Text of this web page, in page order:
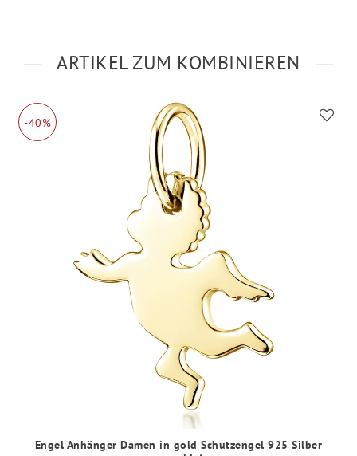
ARTIKEL ZUM KOMBINIEREN
-40%
Engel Anhänger Damen in gold Schutzengel 925 Silber